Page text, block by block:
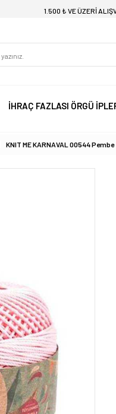
1.500 ₺ VE ÜZERİ
İHRAÇ FAZLASI ÖRGÜ
KNIT ME KARNAVAL 00544 Pembe